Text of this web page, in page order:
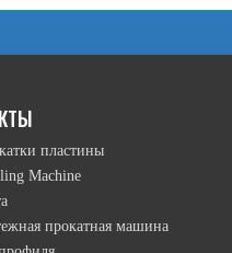
пластины
Machine
прокатная машина